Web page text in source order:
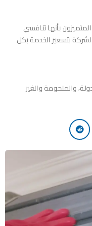
بأنها تنافسي
بتسعير الخدمة بكل
والملحومة والغير